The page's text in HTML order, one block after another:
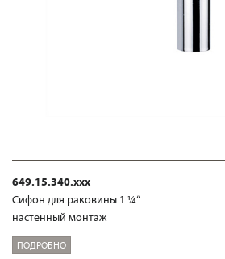
649.15.340.xxx
Сифон для раковины 1 ¼“
настенный монтаж
ПОДРОБНО